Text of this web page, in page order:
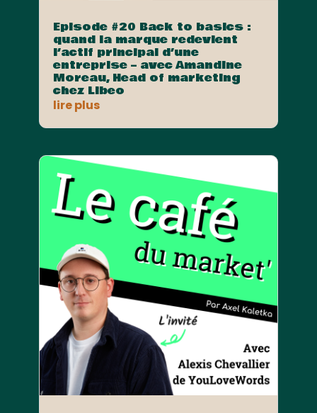
Episode #20 Back to basics :
quand la marque redevient
l’actif principal d’une
entreprise – avec Amandine
Moreau, Head of marketing
chez Libeo
lire plus